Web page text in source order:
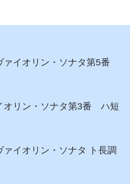
イオリン・ソナタ第5番
オリン・ソナタ第3番 ハ短
イオリン・ソナタ ト長調